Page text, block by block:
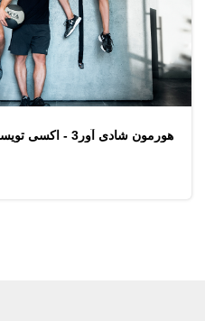
هورمون شادی آور3 - اکسی تویسن